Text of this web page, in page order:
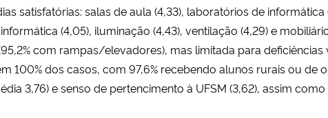
satisfatórias: salas de aula (4,33), laboratórios de informática
(4,05), iluminação (4,43), ventilação (4,29) e
com rampas/elevadores), mas limitada para deficiências
100% dos casos, com 97,6% recebendo alunos rurais ou de
3,76) e senso de pertencimento à UFSM (3,62), assim